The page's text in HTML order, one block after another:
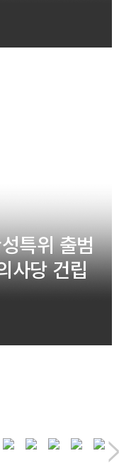
특위 출범
사당 건립